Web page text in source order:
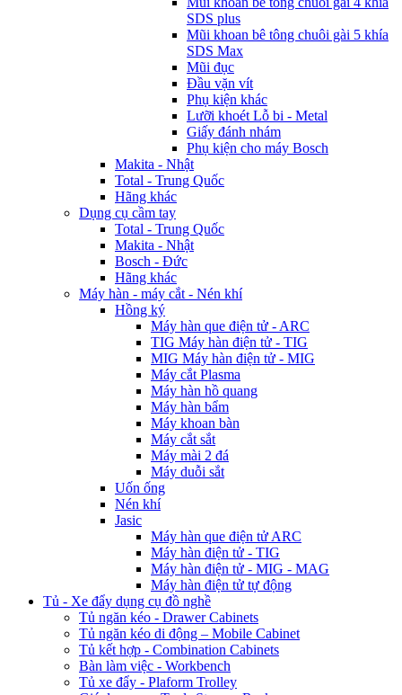
SDS plus
Mũi khoan bê tông chuôi gài 5 khía
SDS Max
Mũi đục
Đầu vặn vít
Phụ kiện khác
Lưỡi khoét Lỗ bi - Metal
Giấy đánh nhám
Phụ kiện cho máy Bosch
Makita - Nhật
Total - Trung Quốc
Hãng khác
Dụng cụ cầm tay
Total - Trung Quốc
Makita - Nhật
Bosch - Đức
Hãng khác
Máy hàn - máy cắt - Nén khí
Hồng ký
Máy hàn que điện tử - ARC
TIG Máy hàn điện tử - TIG
MIG Máy hàn điện tử - MIG
Máy cắt Plasma
Máy hàn hồ quang
Máy hàn bẩm
Máy khoan bàn
Máy cắt sắt
Máy mài 2 đá
Máy duỗi sắt
Uốn ống
Nén khí
Jasic
Máy hàn que điện tử ARC
Máy hàn điện tử - TIG
Máy hàn điện tử - MIG - MAG
Máy hàn điện tử tự động
Tủ - Xe đẩy dụng cụ đồ nghề
Tủ ngăn kéo - Drawer Cabinets
Tủ ngăn kéo di động – Mobile Cabinet
Tủ kết hợp - Combination Cabinets
Bàn làm việc - Workbench
Tủ xe đẩy - Plaform Trolley